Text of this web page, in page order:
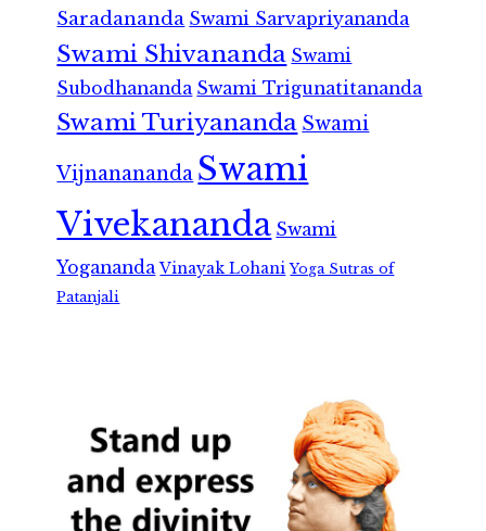
Saradananda Swami Sarvapriyananda
Swami Shivananda Swami
Subodhananda Swami Trigunatitananda
Swami Turiyananda Swami
Vijnanananda Swami
Vivekananda Swami
Yogananda Vinayak Lohani Yoga Sutras of
Patanjali